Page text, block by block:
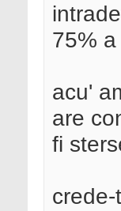
75%
acu'
are
fi